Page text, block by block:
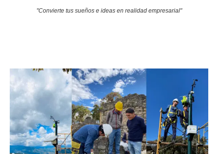
"Convierte tus sueños e ideas en realidad empresarial"